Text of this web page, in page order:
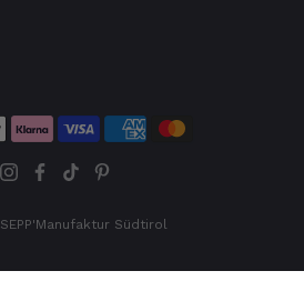
SEPP'Manufaktur Südtirol